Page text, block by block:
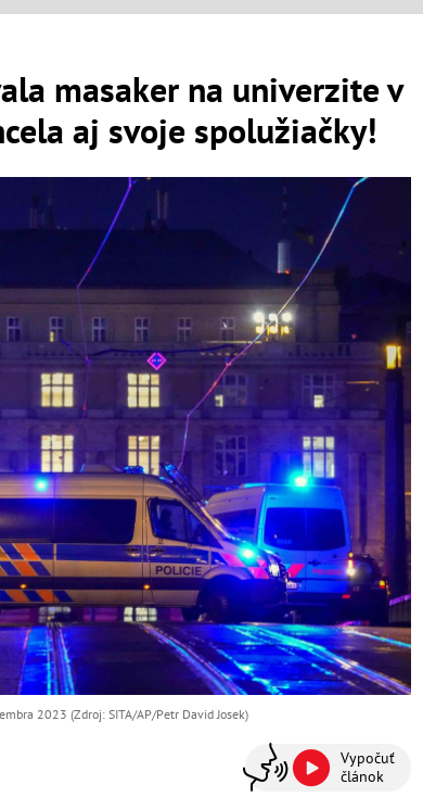
masaker na univerzite v
aj svoje spolužiačky!
2023 (Zdroj: SITA/AP/Petr David Josek)
Vypočuť
článok